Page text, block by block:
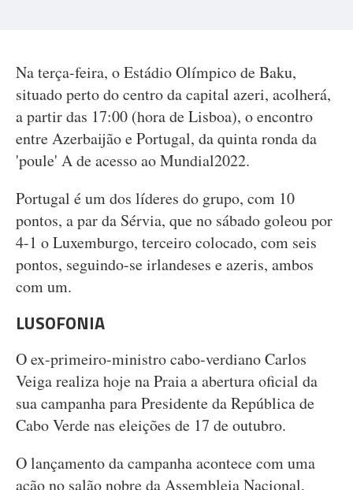
Na terça-feira, o Estádio Olímpico de Baku,
situado perto do centro da capital azeri, acolherá,
a partir das 17:00 (hora de Lisboa), o encontro
entre Azerbaijão e Portugal, da quinta ronda da
'poule' A de acesso ao Mundial2022.
Portugal é um dos líderes do grupo, com 10
pontos, a par da Sérvia, que no sábado goleou por
4-1 o Luxemburgo, terceiro colocado, com seis
pontos, seguindo-se irlandeses e azeris, ambos
com um.
LUSOFONIA
O ex-primeiro-ministro cabo-verdiano Carlos
Veiga realiza hoje na Praia a abertura oficial da
sua campanha para Presidente da República de
Cabo Verde nas eleições de 17 de outubro.
O lançamento da campanha acontece com uma
ação no salão nobre da Assembleia Nacional,